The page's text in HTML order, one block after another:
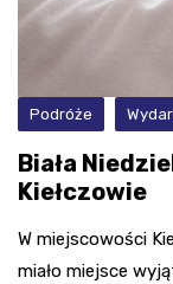
Podróże
Biała
Kiełczowie
W miejscowości
miało miejsce